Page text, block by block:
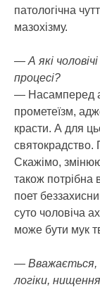
патологічна
мазохізму.
— А які
процесі?
— Насамперед
прометеїзм,
красти. А для
святокрадство.
Скажімо,
також потрібна
поет
суто чоловіча
може бути мук
— Вважається,
логіки,